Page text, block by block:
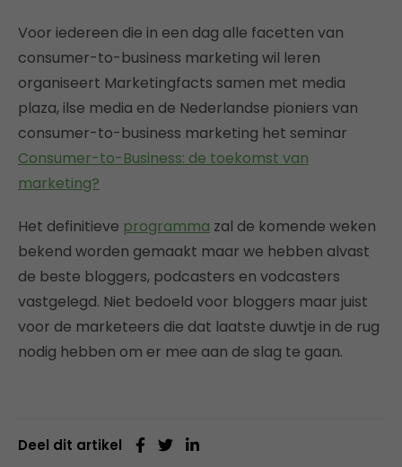
Voor iedereen die in een dag alle facetten van
consumer-to-business marketing wil leren
organiseert Marketingfacts samen met media
plaza, ilse media en de Nederlandse pioniers van
consumer-to-business marketing het seminar
Consumer-to-Business: de toekomst van
marketing?
Het definitieve programma zal de komende weken
bekend worden gemaakt maar we hebben alvast
de beste bloggers, podcasters en vodcasters
vastgelegd. Niet bedoeld voor bloggers maar juist
voor de marketeers die dat laatste duwtje in de rug
nodig hebben om er mee aan de slag te gaan.
Deel dit artikel